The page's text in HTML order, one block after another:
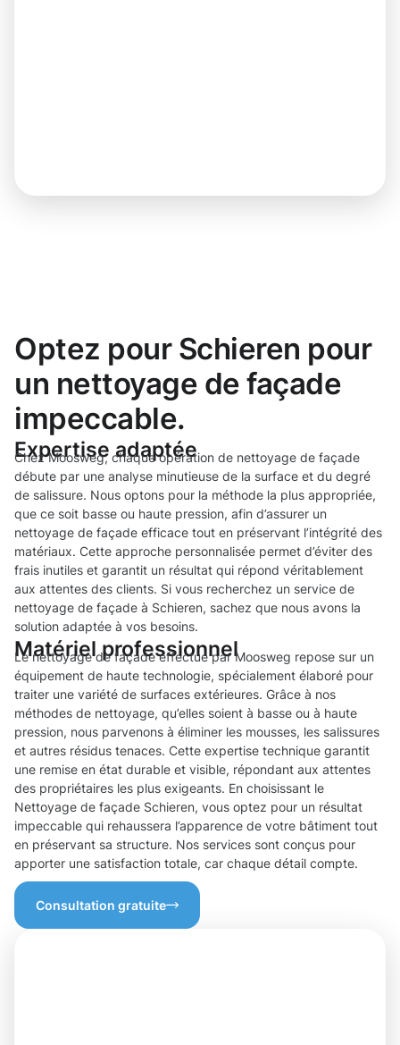
Optez pour Schieren pour
un nettoyage de façade
impeccable.
Expertise adaptée
Chez Moosweg, chaque opération de nettoyage de façade
débute par une analyse minutieuse de la surface et du degré
de salissure. Nous optons pour la méthode la plus appropriée,
que ce soit basse ou haute pression, afin d’assurer un
nettoyage de façade efficace tout en préservant l’intégrité des
matériaux. Cette approche personnalisée permet d’éviter des
frais inutiles et garantit un résultat qui répond véritablement
aux attentes des clients. Si vous recherchez un service de
nettoyage de façade à Schieren, sachez que nous avons la
solution adaptée à vos besoins.
Matériel professionnel
Le nettoyage de façade effectué par Moosweg repose sur un
équipement de haute technologie, spécialement élaboré pour
traiter une variété de surfaces extérieures. Grâce à nos
méthodes de nettoyage, qu’elles soient à basse ou à haute
pression, nous parvenons à éliminer les mousses, les salissures
et autres résidus tenaces. Cette expertise technique garantit
une remise en état durable et visible, répondant aux attentes
des propriétaires les plus exigeants. En choisissant le
Nettoyage de façade Schieren, vous optez pour un résultat
impeccable qui rehaussera l’apparence de votre bâtiment tout
en préservant sa structure. Nos services sont conçus pour
apporter une satisfaction totale, car chaque détail compte.
Consultation gratuite